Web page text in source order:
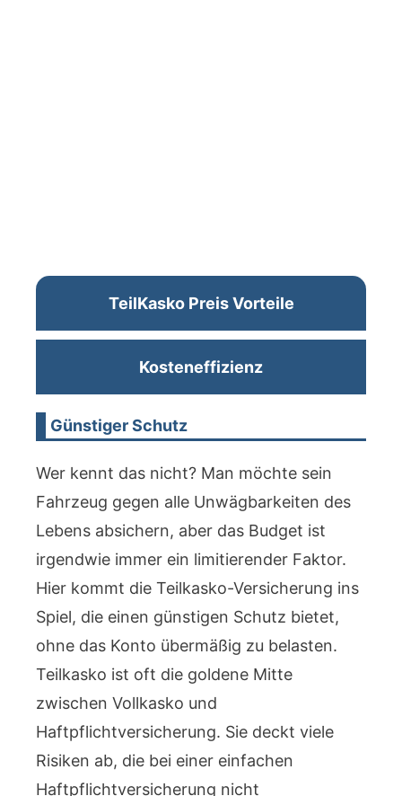
TeilKasko Preis Vorteile
Kosteneffizienz
Günstiger Schutz
Wer kennt das nicht? Man möchte sein
Fahrzeug gegen alle Unwägbarkeiten des
Lebens absichern, aber das Budget ist
irgendwie immer ein limitierender Faktor.
Hier kommt die Teilkasko-Versicherung ins
Spiel, die einen günstigen Schutz bietet,
ohne das Konto übermäßig zu belasten.
Teilkasko ist oft die goldene Mitte
zwischen Vollkasko und
Haftpflichtversicherung. Sie deckt viele
Risiken ab, die bei einer einfachen
Haftpflichtversicherung nicht